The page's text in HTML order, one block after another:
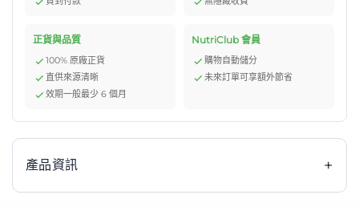
正貨與品質
100% 原廠正貨
直供來源清晰
效期一般最少 6 個月
NutriClub 會員
購物自動儲分
未來訂單可享額外節省
產品資訊 +